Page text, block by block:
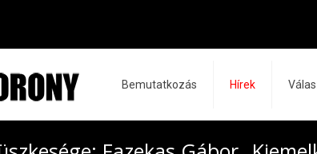
Bemutatkozás Hírek